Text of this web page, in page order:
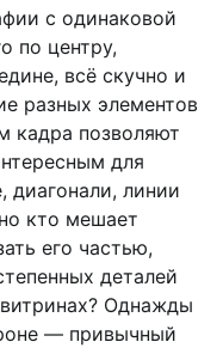
с одинаковой
по центру,
всё скучно и
разных элементов
кадра позволяют
для
диагонали, линии
кто мешает
его частью,
деталей
Однажды
— привычный